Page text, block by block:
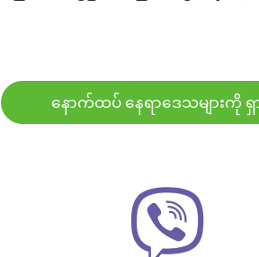
နောက်ထပ် နေရာဒေသများကို ရှ